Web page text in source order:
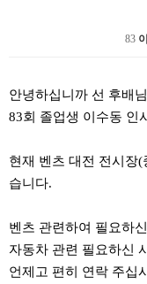
83
안녕하십니까 선 후배
83회 졸업생 이수동 인
현재 벤츠 대전 전시장
습니다.
벤츠 관련하여 필요하
자동차 관련 필요하신
언제고 편히 연락 주십